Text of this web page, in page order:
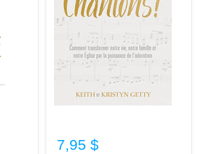
7,95 $